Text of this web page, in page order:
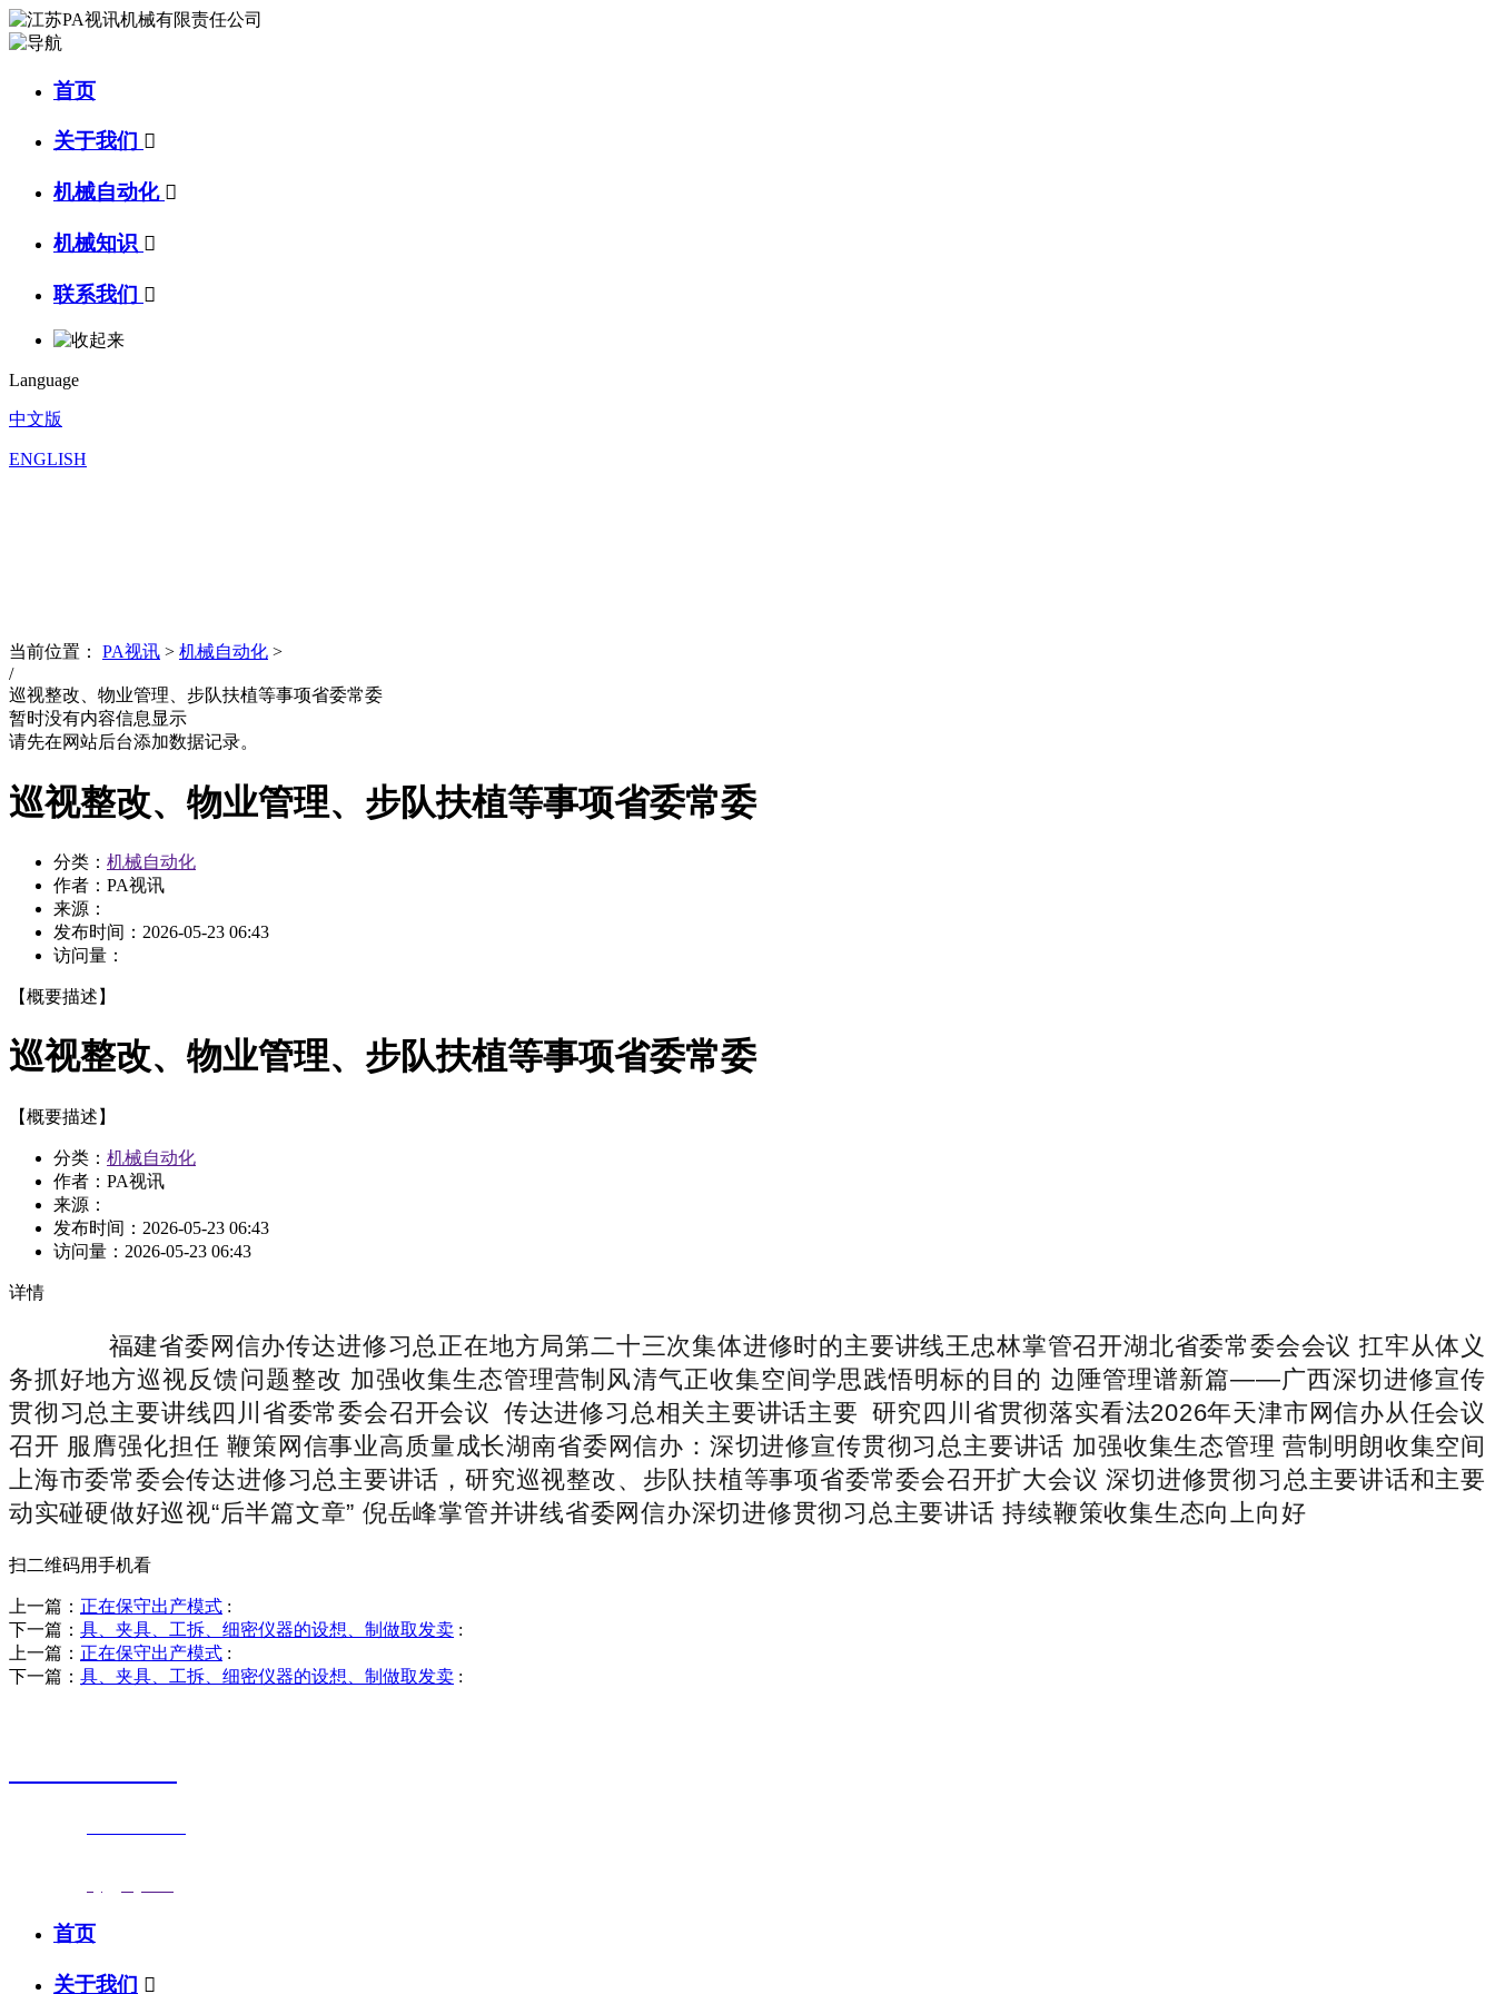
首页
关于我们 
机械自动化 
机械知识 
联系我们 
Language
中文版
ENGLISH
当前位置： PA视讯 > 机械自动化 >
/
巡视整改、物业管理、步队扶植等事项省委常委
暂时没有内容信息显示
请先在网站后台添加数据记录。
巡视整改、物业管理、步队扶植等事项省委常委
分类： 机械自动化
作者：PA视讯
来源：
发布时间： 2026-05-23 06:43
访问量：
【概要描述】
巡视整改、物业管理、步队扶植等事项省委常委
【概要描述】
分类： 机械自动化
作者：PA视讯
来源：
发布时间： 2026-05-23 06:43
访问量： 2026-05-23 06:43
详情
福建省委网信办传达进修习总正在地方局第二十三次集体进修时的主要讲线王忠林掌管召开湖北省委常委会会议 扛牢从体义
务抓好地方巡视反馈问题整改 加强收集生态管理营制风清气正收集空间学思践悟明标的目的 边陲管理谱新篇——广西深切进修宣传
贯彻习总主要讲线四川省委常委会召开会议 传达进修习总相关主要讲话主要 研究四川省贯彻落实看法2026年天津市网信办从任会议
召开 服膺强化担任 鞭策网信事业高质量成长湖南省委网信办：深切进修宣传贯彻习总主要讲话 加强收集生态管理 营制明朗收集空间
上海市委常委会传达进修习总主要讲话，研究巡视整改、步队扶植等事项省委常委会召开扩大会议 深切进修贯彻习总主要讲话和主要
动实碰硬做好巡视“后半篇文章” 倪岳峰掌管并讲线省委网信办深切进修贯彻习总主要讲话 持续鞭策收集生态向上向好
扫二维码用手机看
上一篇： 正在保守出产模式 :
下一篇： 具、夹具、工拆、细密仪器的设想、制做取发卖 :
上一篇： 正在保守出产模式 :
下一篇： 具、夹具、工拆、细密仪器的设想、制做取发卖 :
首页
关于我们 